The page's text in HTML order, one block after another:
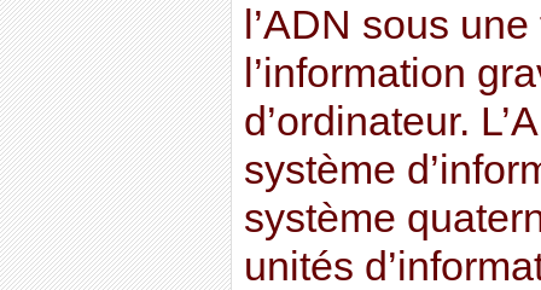
l’ADN sous
l’information
d’ordinateur.
système
système
unités